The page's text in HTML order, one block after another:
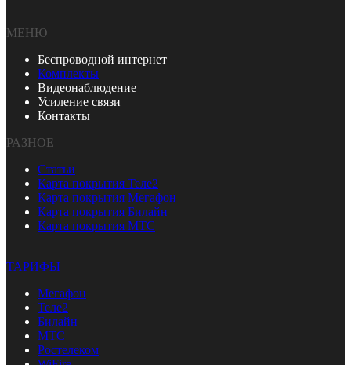
МЕНЮ
Беспроводной интернет
Комплекты
Видеонаблюдение
Усиление связи
Контакты
РАЗНОЕ
Статьи
Карта покрытия Теле2
Карта покрытия Мегафон
Карта покрытия Билайн
Карта покрытия МТС
ТАРИФЫ
Мегафон
Теле2
Билайн
МТС
Ростелеком